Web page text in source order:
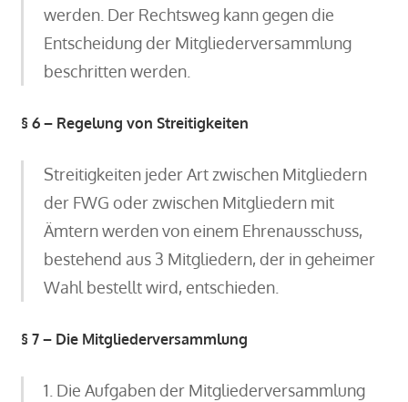
werden. Der Rechtsweg kann gegen die
Entscheidung der Mitgliederversammlung
beschritten werden.
§ 6 – Regelung von Streitigkeiten
Streitigkeiten jeder Art zwischen Mitgliedern
der FWG oder zwischen Mitgliedern mit
Ämtern werden von einem Ehrenausschuss,
bestehend aus 3 Mitgliedern, der in geheimer
Wahl bestellt wird, entschieden.
§ 7 – Die Mitgliederversammlung
1. Die Aufgaben der Mitgliederversammlung